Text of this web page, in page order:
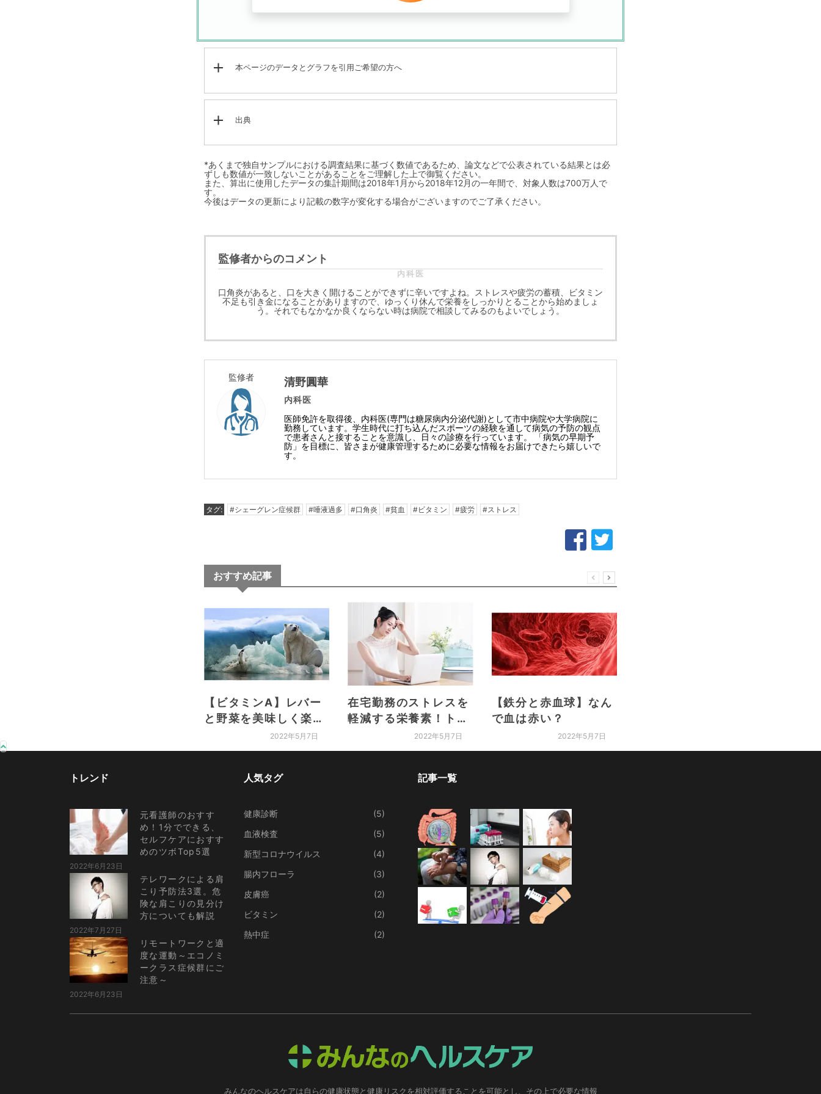
本ページのデータとグラフを引用ご希望の方へ
出典
*あくまで独自サンプルにおける調査結果に基づく数値であるため、論文などで公表されている結果とは必
ずしも数値が一致しないことがあることをご理解した上で御覧ください。
また、算出に使用したデータの集計期間は2018年1月から2018年12月の一年間で、対象人数は700万人で
す。
今後はデータの更新により記載の数字が変化する場合がございますのでご了承ください。
監修者からのコメント
内科医
口角炎があると、口を大きく開けることができずに辛いですよね。ストレスや疲労の蓄積、ビタミン
不足も引き金になることがありますので、ゆっくり休んで栄養をしっかりとることから始めましょ
う。それでもなかなか良くならない時は病院で相談してみるのもよいでしょう。
監修者 清野圓華
内科医
医師免許を取得後、内科医(専門は糖尿病内分泌代謝)として市中病院や大学病院に
勤務しています。学生時代に打ち込んだスポーツの経験を通して病気の予防の観点
で患者さんと接することを意識し、日々の診療を行っています。 「病気の早期予
防」を目標に、皆さまが健康管理するために必要な情報をお届けできたら嬉しいで
す。
タグ: #シェーグレン症候群 #唾液過多 #口角炎 #貧血 #ビタミン #疲労 #ストレス
おすすめ記事
【ビタミンA】レバー
と野菜を美味しく楽し
2022年5月7日
在宅勤務のストレスを
軽減する栄養素！トリ
プトファンとビタミン
B6
2022年5月7日
【鉄分と赤血球】なん
で血は赤い？
2022年5月7日
トレンド
元看護師のおすす
め！1分でできる、
セルフケアにおすす
めのツボTop5選
2022年6月23日
テレワークによる肩
こり予防法3選。危
険な肩こりの見分け
方についても解説
2022年7月27日
リモートワークと適
度な運動～エコノミ
ークラス症候群にご
注意～
2022年6月23日
人気タグ
健康診断
(5)
血液検査
(5)
新型コロナウイルス
(4)
腸内フローラ
(3)
皮膚癌
(2)
ビタミン
(2)
熱中症
(2)
記事一覧
みんなのヘルスケアは自らの健康状態と健康リスクを相対評価することを可能とし、その上で必要な情報